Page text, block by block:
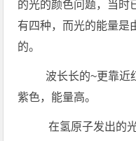
的光的颜色问题，当时
有四种，而光的能量是
的。
波长长的~更靠近
紫色，能量高。
在氢原子发出的